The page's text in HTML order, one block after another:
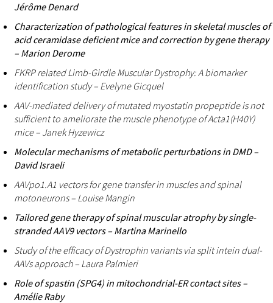
Jérôme Denard
Characterization of pathological features in skeletal muscles of
acid ceramidase deficient mice and correction by gene therapy
– Marion Derome
FKRP related Limb-Girdle Muscular Dystrophy: A biomarker
identification study – Evelyne Gicquel
AAV-mediated delivery of mutated myostatin propeptide is not
sufficient to ameliorate the muscle phenotype of Acta1(H40Y)
mice – Janek Hyzewicz
Molecular mechanisms of metabolic perturbations in DMD –
David Israeli
AAVpo1.A1 vectors for gene transfer in muscles and spinal
motoneurons – Louise Mangin
Tailored gene therapy of spinal muscular atrophy by single-
stranded AAV9 vectors – Martina Marinello
Study of the efficacy of Dystrophin variants via split intein dual-
AAVs approach – Laura Palmieri
Role of spastin (SPG4) in mitochondrial-ER contact sites –
Amélie Raby